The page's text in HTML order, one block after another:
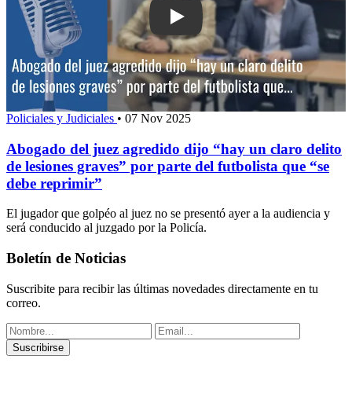
Play: Abogado del juez agredido dijo
Policiales y Judiciales • 07 Nov 2025
Abogado del juez agredido dijo “hay un claro delito
de lesiones graves” por parte del futbolista que “se
debe reprimir”
El jugador que golpéo al juez no se presentó ayer a la audiencia y
será conducido al juzgado por la Policía.
Boletín de Noticias
Suscribite para recibir las últimas novedades directamente en tu
correo.
Suscribirse